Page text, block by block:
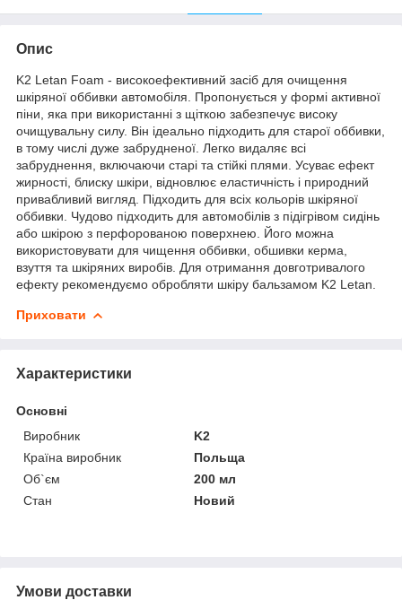
Опис
K2 Letan Foam - високоефективний засіб для очищення
шкіряної оббивки автомобіля. Пропонується у формі активної
піни, яка при використанні з щіткою забезпечує високу
очищувальну силу. Він ідеально підходить для старої оббивки,
в тому числі дуже забрудненої. Легко видаляє всі
забруднення, включаючи старі та стійкі плями. Усуває ефект
жирності, блиску шкіри, відновлює еластичність і природний
привабливий вигляд. Підходить для всіх кольорів шкіряної
оббивки. Чудово підходить для автомобілів з підігрівом сидінь
або шкірою з перфорованою поверхнею. Його можна
використовувати для чищення оббивки, обшивки керма,
взуття та шкіряних виробів. Для отримання довготривалого
ефекту рекомендуємо обробляти шкіру бальзамом K2 Letan.
Приховати
Характеристики
Основні
Виробник
K2
Країна виробник
Польща
Об`єм
200 мл
Стан
Новий
Умови доставки